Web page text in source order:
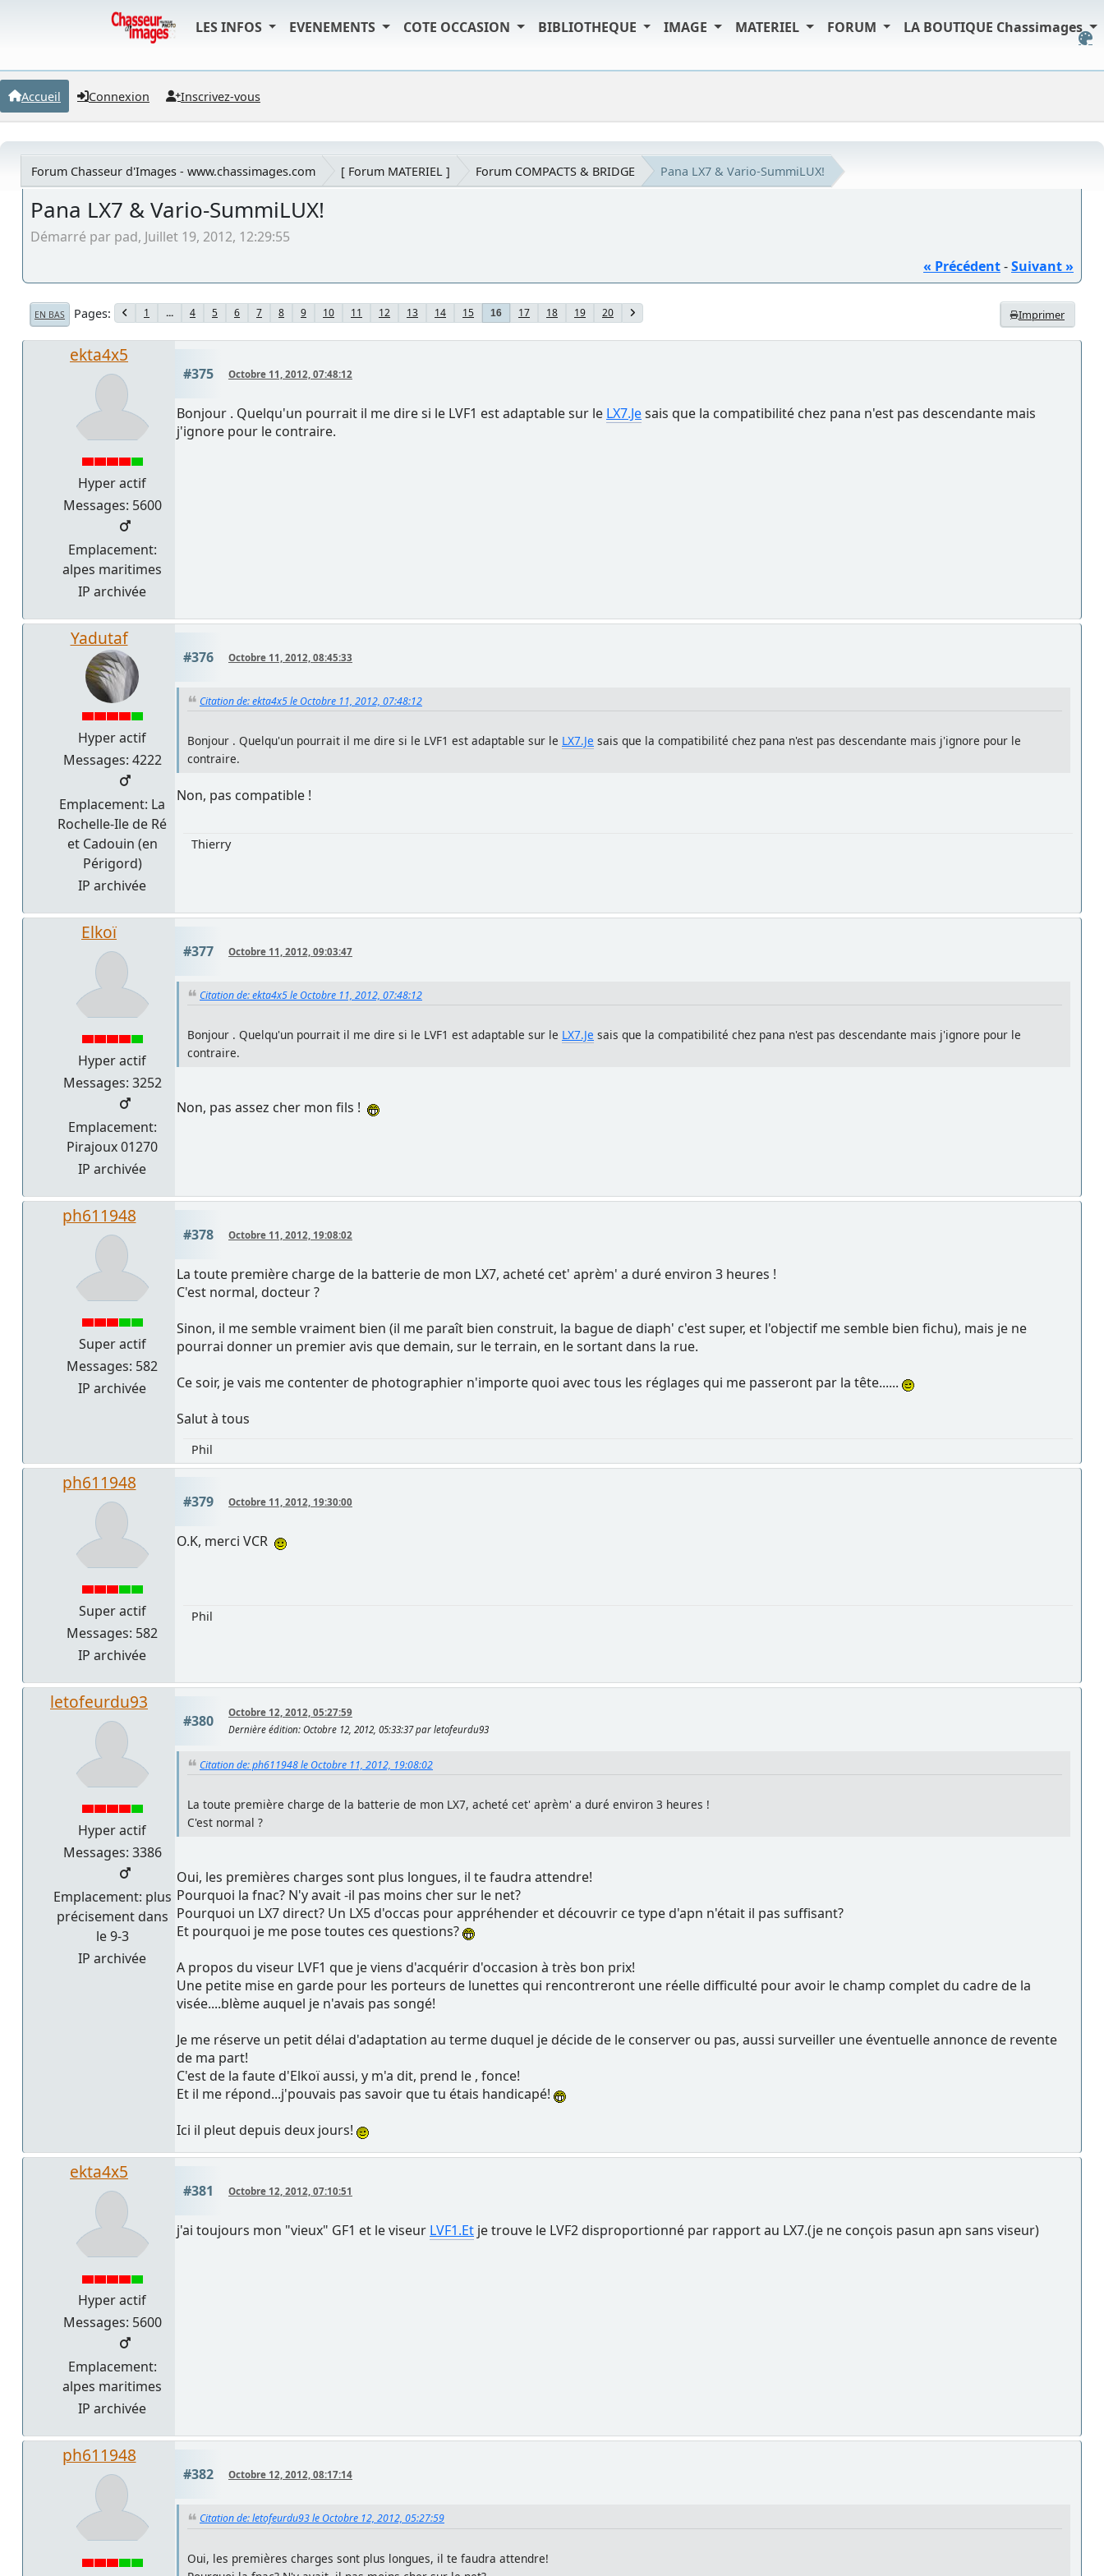
LES INFOS EVENEMENTS COTE OCCASION BIBLIOTHEQUE IMAGE MATERIEL FORUM LA BOUTIQUE Chassimages
Accueil Connexion Inscrivez-vous
Forum Chasseur d'Images - www.chassimages.com [ Forum MATERIEL ] Forum COMPACTS & BRIDGE Pana LX7 & Vario-SummiLUX!
Pana LX7 & Vario-SummiLUX!
Démarré par pad, Juillet 19, 2012, 12:29:55
« Précédent-Suivant »
Imprimer
EN BAS Pages 1 ... 4 5 6 7 8 9 10 11 12 13 14 15 16 17 18 19 20
ekta4x5
Hyper actif
Messages: 5600
Emplacement:
alpes maritimes
IP archivée
#375 Octobre 11, 2012, 07:48:12
Bonjour . Quelqu'un pourrait il me dire si le LVF1 est adaptable sur le LX7.Jesais que la compatibilité chez pana n'est pas descendante mais
j'ignore pour le contraire.
Yadutaf
Hyper actif
Messages: 4222
Emplacement: La
Rochelle-Ile de Ré
et Cadouin (en
Périgord)
IP archivée
#376 Octobre 11, 2012, 08:45:33
Citation de: ekta4x5 le Octobre 11, 2012, 07:48:12
Bonjour . Quelqu'un pourrait il me dire si le LVF1 est adaptable sur le LX7.Je sais que la compatibilité chez pana n'est pas descendante mais j'ignore pour le
contraire.
Non, pas compatible !
Thierry
Elkoï
Hyper actif
Messages: 3252
Emplacement:
Pirajoux 01270
IP archivée
#377 Octobre 11, 2012, 09:03:47
Citation de: ekta4x5 le Octobre 11, 2012, 07:48:12
Bonjour . Quelqu'un pourrait il me dire si le LVF1 est adaptable sur le LX7.Je sais que la compatibilité chez pana n'est pas descendante mais j'ignore pour le
contraire.
Non, pas assez cher mon fils !
ph611948
Super actif
Messages: 582
IP archivée
#378 Octobre 11, 2012, 19:08:02
La toute première charge de la batterie de mon LX7, acheté cet' aprèm' a duré environ 3 heures !
C'est normal, docteur ?
Sinon, il me semble vraiment bien (il me paraît bien construit, la bague de diaph' c'est super, et l'objectif me semble bien fichu), mais je ne
pourrai donner un premier avis que demain, sur le terrain, en le sortant dans la rue.
Ce soir, je vais me contenter de photographier n'importe quoi avec tous les réglages qui me passeront par la tête......
Salut à tous
Phil
ph611948
Super actif
Messages: 582
IP archivée
#379 Octobre 11, 2012, 19:30:00
O.K, merci VCR
Phil
letofeurdu93
Hyper actif
Messages: 3386
Emplacement: plus
précisement dans
le 9-3
IP archivée
#380
Octobre 12, 2012, 05:27:59
Dernière édition: Octobre 12, 2012, 05:33:37 par letofeurdu93
Citation de: ph611948 le Octobre 11, 2012, 19:08:02
La toute première charge de la batterie de mon LX7, acheté cet' aprèm' a duré environ 3 heures !
C'est normal ?
Oui, les premières charges sont plus longues, il te faudra attendre!
Pourquoi la fnac? N'y avait -il pas moins cher sur le net?
Pourquoi un LX7 direct? Un LX5 d'occas pour appréhender et découvrir ce type d'apn n'était il pas suffisant?
Et pourquoi je me pose toutes ces questions?
A propos du viseur LVF1 que je viens d'acquérir d'occasion à très bon prix!
Une petite mise en garde pour les porteurs de lunettes qui rencontreront une réelle difficulté pour avoir le champ complet du cadre de la
visée....blème auquel je n'avais pas songé!
Je me réserve un petit délai d'adaptation au terme duquel je décide de le conserver ou pas, aussi surveiller une éventuelle annonce de revente
de ma part!
C'est de la faute d'Elkoï aussi, y m'a dit, prend le , fonce!
Et il me répond...j'pouvais pas savoir que tu étais handicapé!
Ici il pleut depuis deux jours!
ekta4x5
Hyper actif
Messages: 5600
Emplacement:
alpes maritimes
IP archivée
#381 Octobre 12, 2012, 07:10:51
j'ai toujours mon "vieux" GF1 et le viseur LVF1.Et je trouve le LVF2 disproportionné par rapport au LX7.(je ne conçois pasun apn sans viseur)
ph611948
#382 Octobre 12, 2012, 08:17:14
Citation de: letofeurdu93 le Octobre 12, 2012, 05:27:59
Oui, les premières charges sont plus longues, il te faudra attendre!